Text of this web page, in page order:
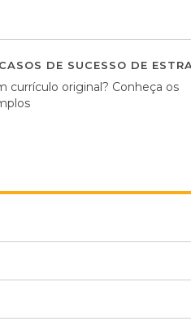
CASOS DE SUCESSO DE
currículo original? Conheça os